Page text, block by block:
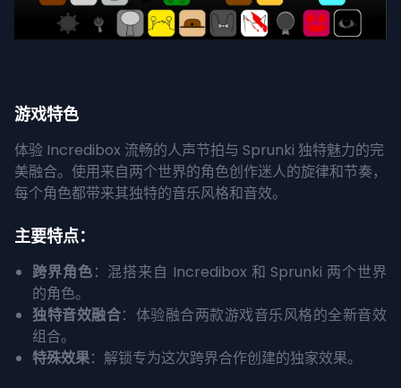
游戏特色
体验 Incredibox 流畅的人声节拍与 Sprunki 独特魅力的完
美融合。使用来自两个世界的角色创作迷人的旋律和节奏，
每个角色都带来其独特的音乐风格和音效。
主要特点：
跨界角色：混搭来自 Incredibox 和 Sprunki 两个世界
的角色。
独特音效融合：体验融合两款游戏音乐风格的全新音效
组合。
特殊效果：解锁专为这次跨界合作创建的独家效果。